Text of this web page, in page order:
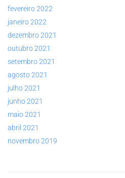
fevereiro 2022
janeiro 2022
dezembro 2021
outubro 2021
setembro 2021
agosto 2021
julho 2021
junho 2021
maio 2021
abril 2021
novembro 2019